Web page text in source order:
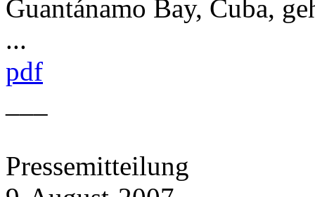
Guantánamo Bay, Cuba,
...
pdf
Pressemitteilung